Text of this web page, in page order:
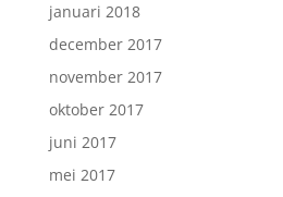
januari 2018
december 2017
november 2017
oktober 2017
juni 2017
mei 2017